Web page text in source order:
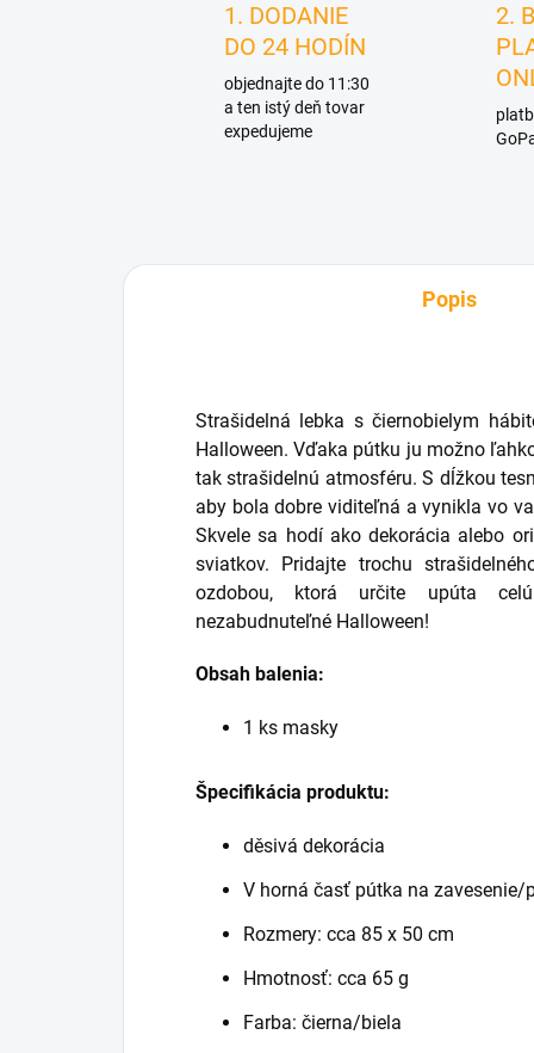
1. DODANIE
DO 24 HODÍN
objednajte do 11:30
a ten istý deň tovar
expedujeme
2.
Popis
Strašidelná lebka s čiernobielym
Halloween. Vďaka pútku ju možno
tak strašidelnú atmosféru. S dĺžkou
aby bola dobre viditeľná a vynikla vo
Skvele sa hodí ako dekorácia alebo
sviatkov. Pridajte trochu
ozdobou, ktorá určite upúta
nezabudnuteľné Halloween!
Obsah balenia:
1 ks masky
Špecifikácia produktu:
děsivá dekorácia
V horná časť pútka na zavesenie/
Rozmery: cca 85 x 50 cm
Hmotnosť: cca 65 g
Farba: čierna/biela